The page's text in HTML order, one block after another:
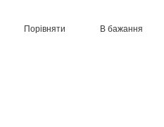
Порівняти В бажання